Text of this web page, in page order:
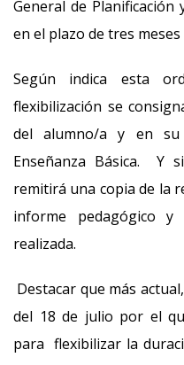
General de Planificación
en el plazo de tres
Según indica esta
flexibilización se
del alumno/a y en
Enseñanza Básica. Y
remitirá una copia de la
informe pedagógico
realizada.
Destacar que más
del 18 de julio por el
para flexibilizar la